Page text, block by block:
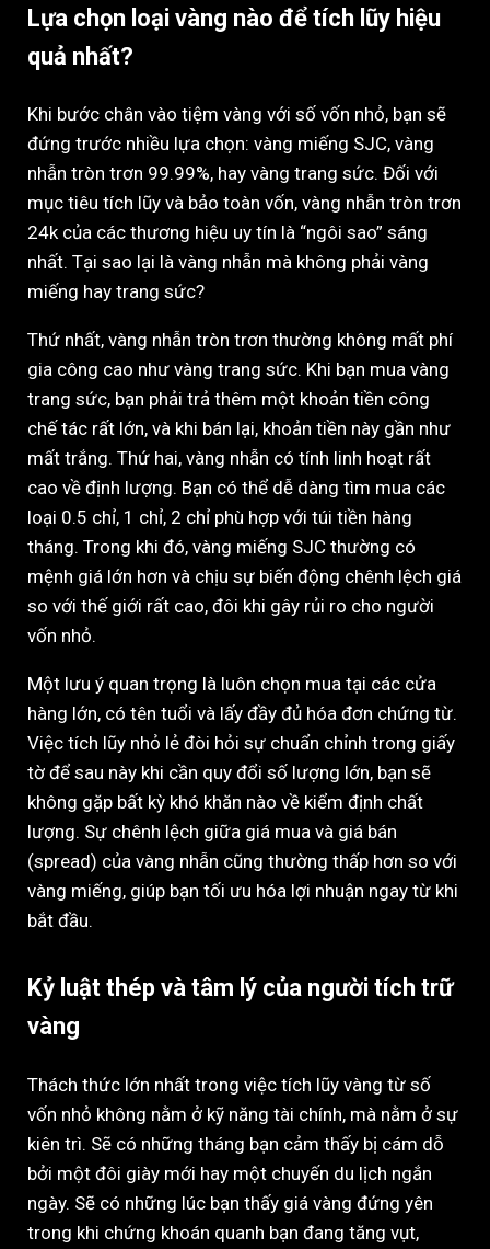
Lựa chọn loại vàng nào để tích lũy hiệu
quả nhất?
Khi bước chân vào tiệm vàng với số vốn nhỏ, bạn sẽ
đứng trước nhiều lựa chọn: vàng miếng SJC, vàng
nhẫn tròn trơn 99.99%, hay vàng trang sức. Đối với
mục tiêu tích lũy và bảo toàn vốn, vàng nhẫn tròn trơn
24k của các thương hiệu uy tín là “ngôi sao” sáng
nhất. Tại sao lại là vàng nhẫn mà không phải vàng
miếng hay trang sức?
Thứ nhất, vàng nhẫn tròn trơn thường không mất phí
gia công cao như vàng trang sức. Khi bạn mua vàng
trang sức, bạn phải trả thêm một khoản tiền công
chế tác rất lớn, và khi bán lại, khoản tiền này gần như
mất trắng. Thứ hai, vàng nhẫn có tính linh hoạt rất
cao về định lượng. Bạn có thể dễ dàng tìm mua các
loại 0.5 chỉ, 1 chỉ, 2 chỉ phù hợp với túi tiền hàng
tháng. Trong khi đó, vàng miếng SJC thường có
mệnh giá lớn hơn và chịu sự biến động chênh lệch giá
so với thế giới rất cao, đôi khi gây rủi ro cho người
vốn nhỏ.
Một lưu ý quan trọng là luôn chọn mua tại các cửa
hàng lớn, có tên tuổi và lấy đầy đủ hóa đơn chứng từ.
Việc tích lũy nhỏ lẻ đòi hỏi sự chuẩn chỉnh trong giấy
tờ để sau này khi cần quy đổi số lượng lớn, bạn sẽ
không gặp bất kỳ khó khăn nào về kiểm định chất
lượng. Sự chênh lệch giữa giá mua và giá bán
(spread) của vàng nhẫn cũng thường thấp hơn so với
vàng miếng, giúp bạn tối ưu hóa lợi nhuận ngay từ khi
bắt đầu.
Kỷ luật thép và tâm lý của người tích trữ
vàng
Thách thức lớn nhất trong việc tích lũy vàng từ số
vốn nhỏ không nằm ở kỹ năng tài chính, mà nằm ở sự
kiên trì. Sẽ có những tháng bạn cảm thấy bị cám dỗ
bởi một đôi giày mới hay một chuyến du lịch ngắn
ngày. Sẽ có những lúc bạn thấy giá vàng đứng yên
trong khi chứng khoán quanh bạn đang tăng vụt,